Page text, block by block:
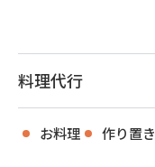
料理代行
お料理 作り置き